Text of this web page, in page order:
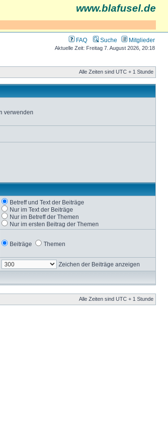
www.blafusel.de
FAQ Suche Mitglieder
Aktuelle Zeit: Freitag 7. August 2026, 20:18
Alle Zeiten sind UTC + 1 Stunde
verwenden
Betreff und Text der Beiträge
Nur im Text der Beiträge
Nur im Betreff der Themen
Nur im ersten Beitrag der Themen
Beiträge Themen
Zeichen der Beiträge anzeigen
Alle Zeiten sind UTC + 1 Stunde